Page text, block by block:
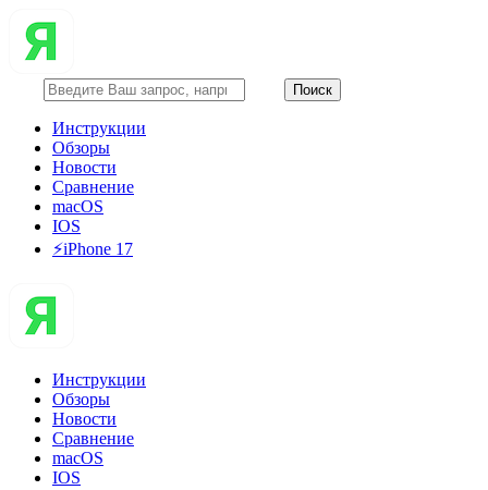
Инструкции
Обзоры
Новости
Сравнение
macOS
IOS
⚡️iPhone 17
Инструкции
Обзоры
Новости
Сравнение
macOS
IOS